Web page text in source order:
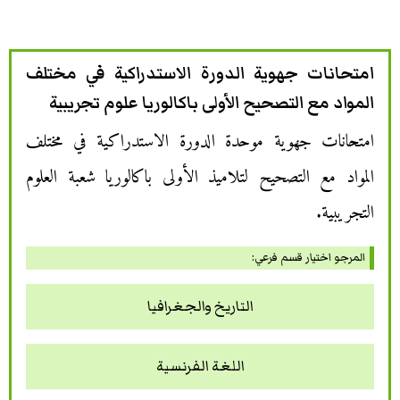
امتحانات جهوية الدورة الاستدراكية في مختلف
المواد مع التصحيح الأولى باكالوريا علوم تجريبية
امتحانات جهوية موحدة الدورة الاستدراكية في مختلف
المواد مع التصحيح لتلاميذ الأولى باكالوريا شعبة العلوم
التجريبية.
المرجو اختيار قسم فرعي:
التاريخ والجغرافيا
اللغة الفرنسية